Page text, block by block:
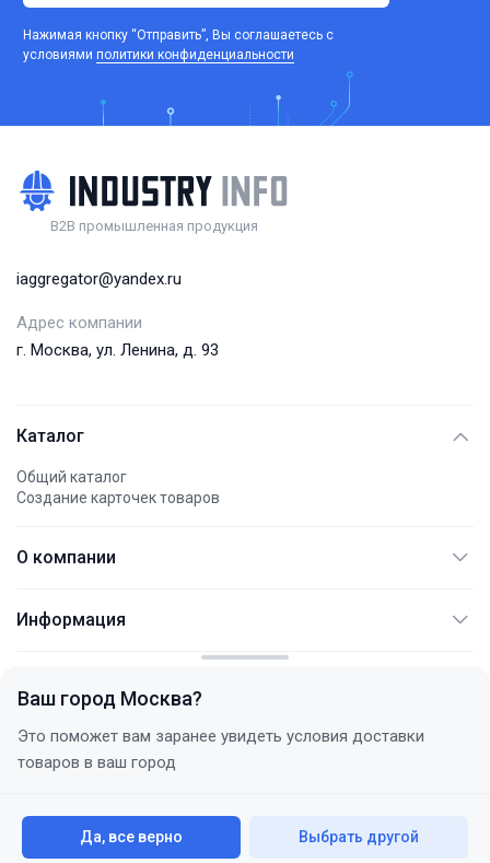
Нажимая кнопку “Отправить”, Вы соглашаетесь c
условиями политики конфиденциальности
B2B промышленная продукция
iaggregator@yandex.ru
Адрес компании
г. Москва, ул. Ленина, д. 93
Каталог
Общий каталог
Создание карточек товаров
О компании
Международные платежи
Информация
Не являет публичной офертой
Услуги
Договор поставки
Новости
+7 (495) 744 77 54
с 10:00 до 18:00 (+3 МСК)
Ваш город Москва?
Это поможет вам заранее увидеть условия доставки
товаров в ваш город
Да, все верно Выбрать другой